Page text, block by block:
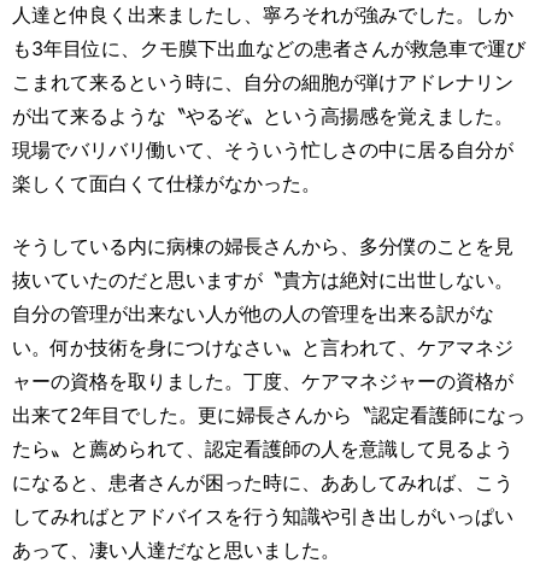
人達と仲良く出来ましたし、寧ろそれが強みでした。しか
も3年目位に、クモ膜下出血などの患者さんが救急車で運び
こまれて来るという時に、自分の細胞が弾けアドレナリン
が出て来るような〝やるぞ〟という高揚感を覚えました。
現場でバリバリ働いて、そういう忙しさの中に居る自分が
楽しくて面白くて仕様がなかった。
そうしている内に病棟の婦長さんから、多分僕のことを見
抜いていたのだと思いますが〝貴方は絶対に出世しない。
自分の管理が出来ない人が他の人の管理を出来る訳がな
い。何か技術を身につけなさい〟と言われて、ケアマネジ
ャーの資格を取りました。丁度、ケアマネジャーの資格が
出来て2年目でした。更に婦長さんから〝認定看護師になっ
たら〟と薦められて、認定看護師の人を意識して見るよう
になると、患者さんが困った時に、ああしてみれば、こう
してみればとアドバイスを行う知識や引き出しがいっぱい
あって、凄い人達だなと思いました。